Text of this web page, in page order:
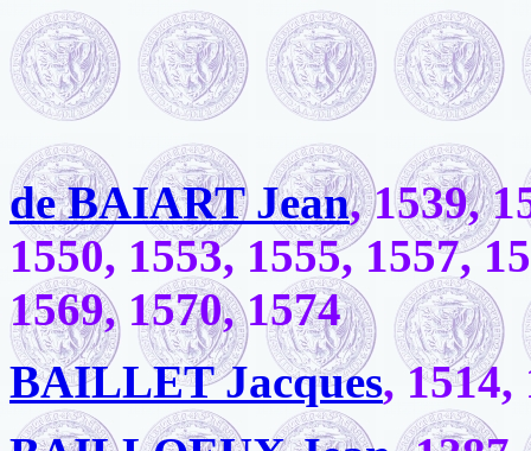
de BAIART Jean, 1539,
1550, 1553, 1555, 1557,
1569, 1570, 1574
BAILLET Jacques, 1514,